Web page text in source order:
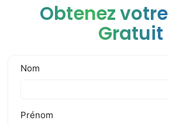
Obtenez
Gratuit